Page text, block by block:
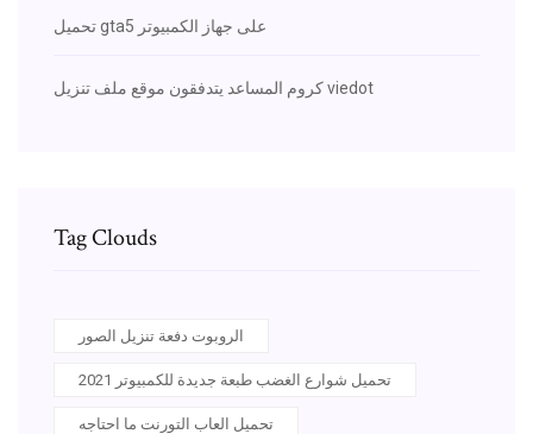
تحميل gta5 على جهاز الكمبيوتر
كروم المساعد يتدفقون موقع ملف تنزيل viedot
Tag Clouds
الروبوت دفعة تنزيل الصور
تحميل شوارع الغضب طبعة جديدة للكمبيوتر 2021
تحميل العاب التورنت ما احتاجه